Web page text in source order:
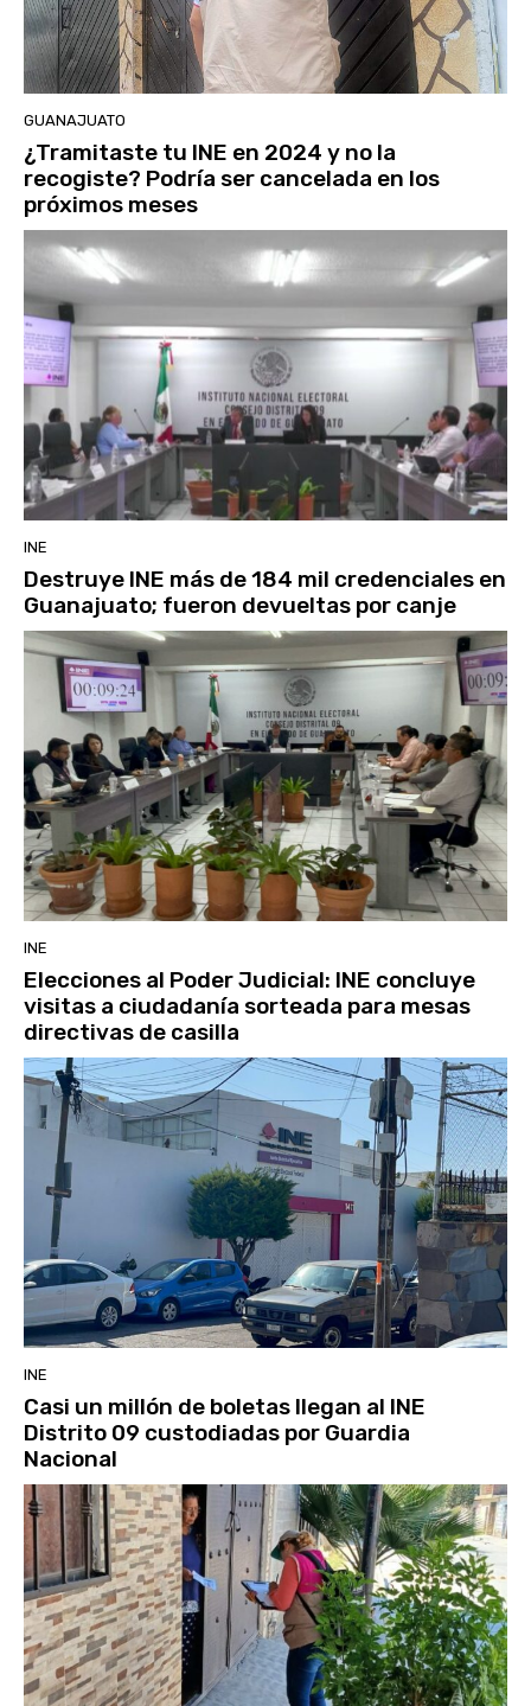
GUANAJUATO
¿Tramitaste tu INE en 2024 y no la
recogiste? Podría ser cancelada en los
próximos meses
INE
Destruye INE más de 184 mil credenciales en
Guanajuato; fueron devueltas por canje
INE
Elecciones al Poder Judicial: INE concluye
visitas a ciudadanía sorteada para mesas
directivas de casilla
INE
Casi un millón de boletas llegan al INE
Distrito 09 custodiadas por Guardia
Nacional